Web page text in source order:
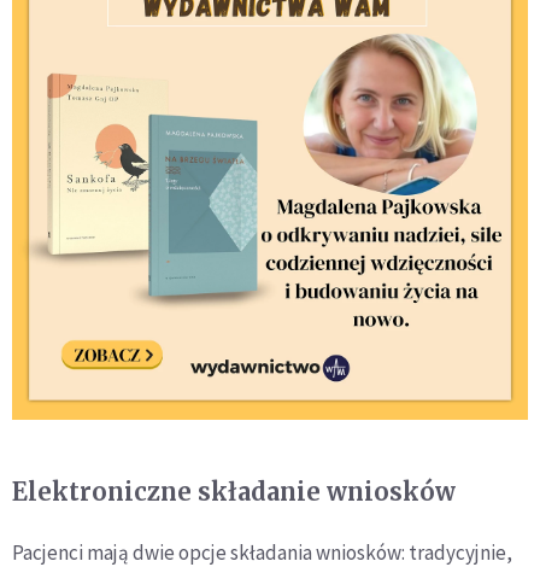
Elektroniczne składanie wniosków
Pacjenci mają dwie opcje składania wniosków: tradycyjnie,